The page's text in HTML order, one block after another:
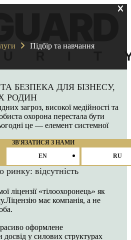
ЗВ'ЯЗАТИСЯ З НАМИ
EN RU
Підбір та навчання
БЕЗПЕКА ДЛЯ БІЗНЕСУ,
РОДИН
загроз, високої медійності та
охорона перестала бути
це — елемент системної
чи потрібен тілоохоронець.
ви наймаєте і через яку систему
ринку: відсутність
ліцензії «тілоохоронець» як
має компанія, а не
оформлене
у силових структурах